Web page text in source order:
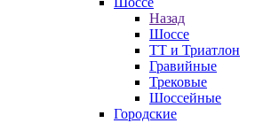
Назад
Шоссе
ТТ и Триатлон
Гравийные
Трековые
Шоссейные
Городские